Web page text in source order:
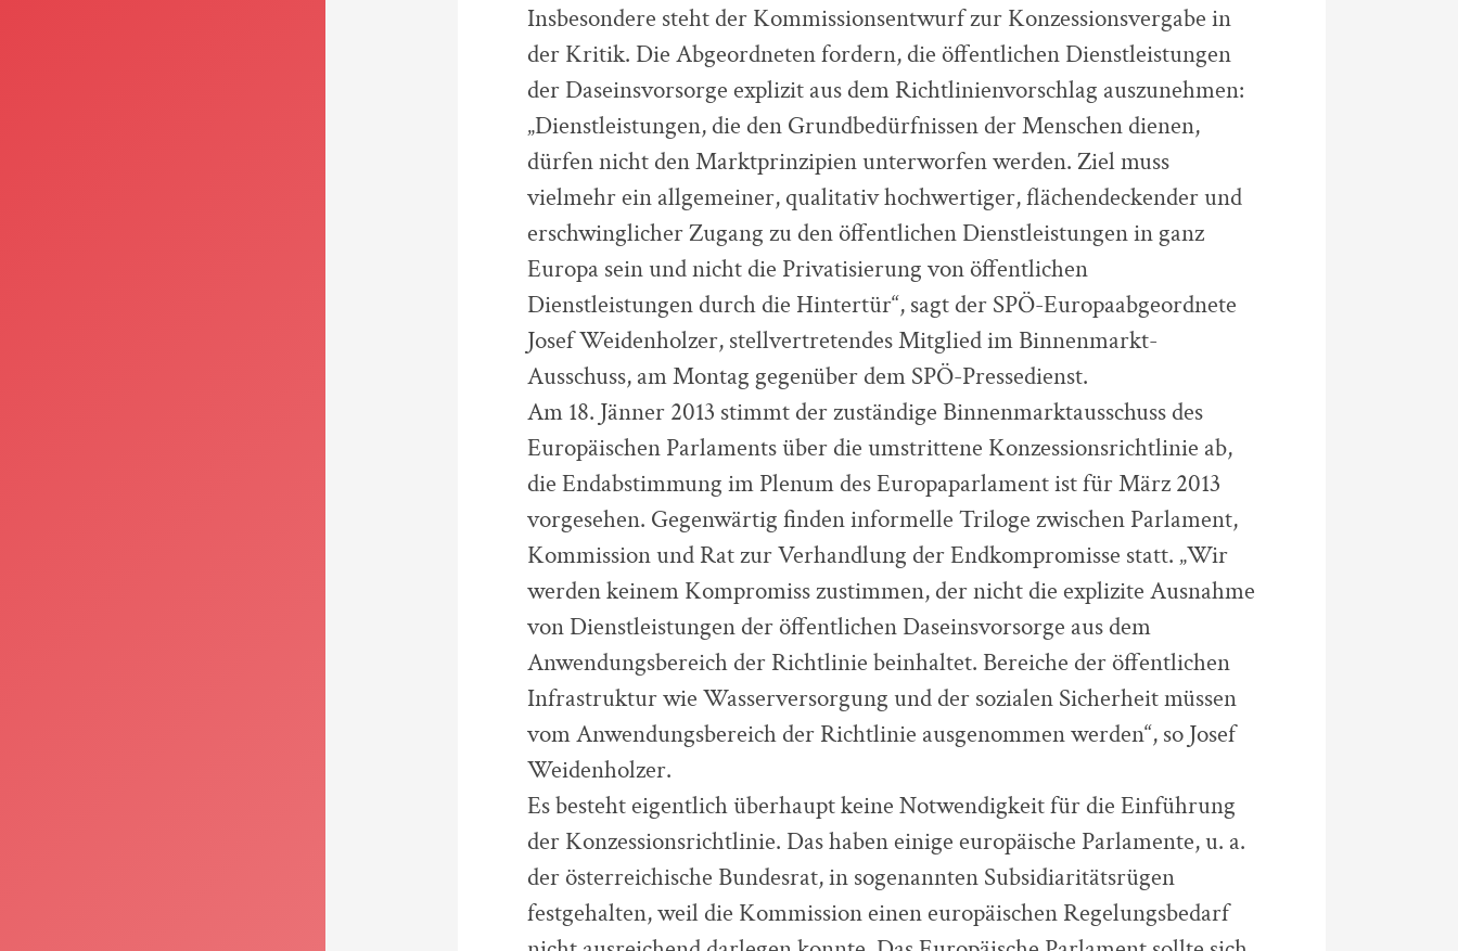
Insbesondere steht der Kommissionsentwurf zur Konzessionsvergabe in
der Kritik. Die Abgeordneten fordern, die öffentlichen Dienstleistungen
der Daseinsvorsorge explizit aus dem Richtlinienvorschlag auszunehmen:
„Dienstleistungen, die den Grundbedürfnissen der Menschen dienen,
dürfen nicht den Marktprinzipien unterworfen werden. Ziel muss
vielmehr ein allgemeiner, qualitativ hochwertiger, flächendeckender und
erschwinglicher Zugang zu den öffentlichen Dienstleistungen in ganz
Europa sein und nicht die Privatisierung von öffentlichen
Dienstleistungen durch die Hintertür“, sagt der SPÖ-Europaabgeordnete
Josef Weidenholzer, stellvertretendes Mitglied im Binnenmarkt-
Ausschuss, am Montag gegenüber dem SPÖ-Pressedienst.
Am 18. Jänner 2013 stimmt der zuständige Binnenmarktausschuss des
Europäischen Parlaments über die umstrittene Konzessionsrichtlinie ab,
die Endabstimmung im Plenum des Europaparlament ist für März 2013
vorgesehen. Gegenwärtig finden informelle Triloge zwischen Parlament,
Kommission und Rat zur Verhandlung der Endkompromisse statt. „Wir
werden keinem Kompromiss zustimmen, der nicht die explizite Ausnahme
von Dienstleistungen der öffentlichen Daseinsvorsorge aus dem
Anwendungsbereich der Richtlinie beinhaltet. Bereiche der öffentlichen
Infrastruktur wie Wasserversorgung und der sozialen Sicherheit müssen
vom Anwendungsbereich der Richtlinie ausgenommen werden“, so Josef
Weidenholzer.
Es besteht eigentlich überhaupt keine Notwendigkeit für die Einführung
der Konzessionsrichtlinie. Das haben einige europäische Parlamente, u. a.
der österreichische Bundesrat, in sogenannten Subsidiaritätsrügen
festgehalten, weil die Kommission einen europäischen Regelungsbedarf